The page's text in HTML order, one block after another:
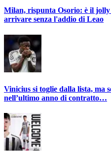
Milan, rispunta Osorio: è il
arrivare senza l'addio di Leao
Vinicius si toglie dalla lista, ma
nell’ultimo anno di contratto…